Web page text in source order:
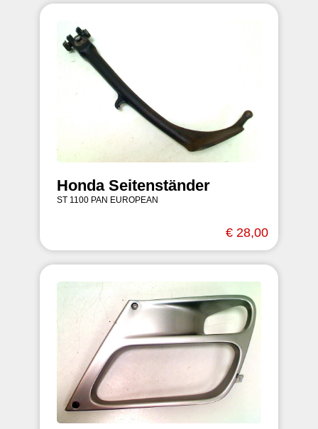
Honda Seitenständer
ST 1100 PAN EUROPEAN
€ 28,00